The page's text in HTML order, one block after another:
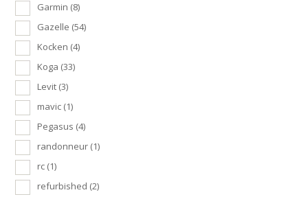
Garmin (8)
Gazelle (54)
Kocken (4)
Koga (33)
Levit (3)
mavic (1)
Pegasus (4)
randonneur (1)
rc (1)
refurbished (2)